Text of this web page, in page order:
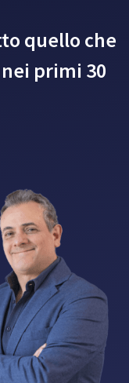
quello che
primi 30